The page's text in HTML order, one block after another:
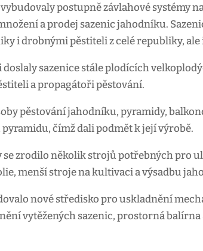
postupně závlahové systémy
a prodej sazenic jahodníku.
i drobnými pěstiteli z celé republiky, ale
doslaly sazenice stále plodících
a propagátoři pěstování.
pěstování jahodníku, pyramidy,
čímž dali podmět k její výrobě.
se zrodilo několik strojů potřebných pro
menší stroje na kultivaci a výsadbu
nové středisko pro uskladnění
vytěžených sazenic, prostorná balírna